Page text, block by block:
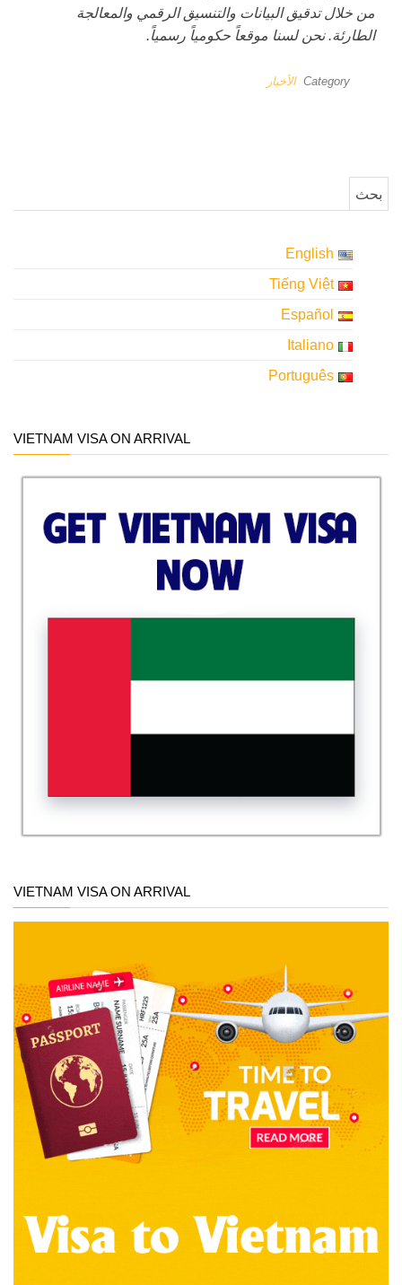
من خلال تدقيق البيانات والتنسيق الرقمي والمعالجة
الطارئة. نحن لسنا موقعاً حكومياً رسمياً.
Category الأخبار
English
Tiếng Việt
Español
Italiano
Português
VIETNAM VISA ON ARRIVAL
VIETNAM VISA ON ARRIVAL